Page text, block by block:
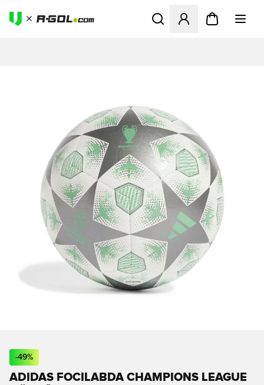
Megnyit egy modált a
-49%
ADIDAS FOCILABDA CHAMPIONS LEAGUE